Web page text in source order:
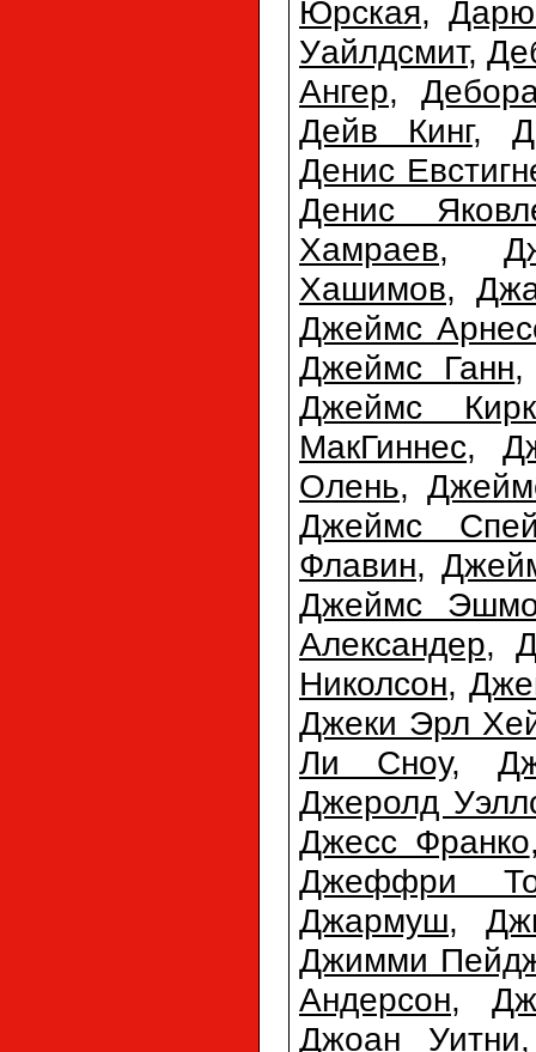
Юрская,
Уайлдсмит,
Ангер,
Дейв Кинг,
Денис
Денис
Хамраев,
Хашимов,
Джеймс
Джеймс Ганн
Джеймс
МакГиннес,
Олень,
Джеймс
Флавин,
Джеймс
Александер,
Николсон,
Джеки Эрл
Ли Сноу,
Джеролд
Джесс Франко
Джеффри
Джармуш,
Джимми
Андерсон,
Джоан Уитни